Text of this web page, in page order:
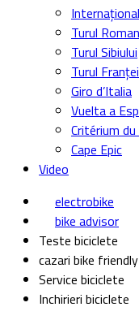
Internațional
Turul
Turul Sibiului
Turul Franței
Giro d’Italia
Vuelta a
Critérium
Cape Epic
Video
electrobike
bike advisor
Teste biciclete
cazari bike friendly
Service biciclete
Inchirieri biciclete